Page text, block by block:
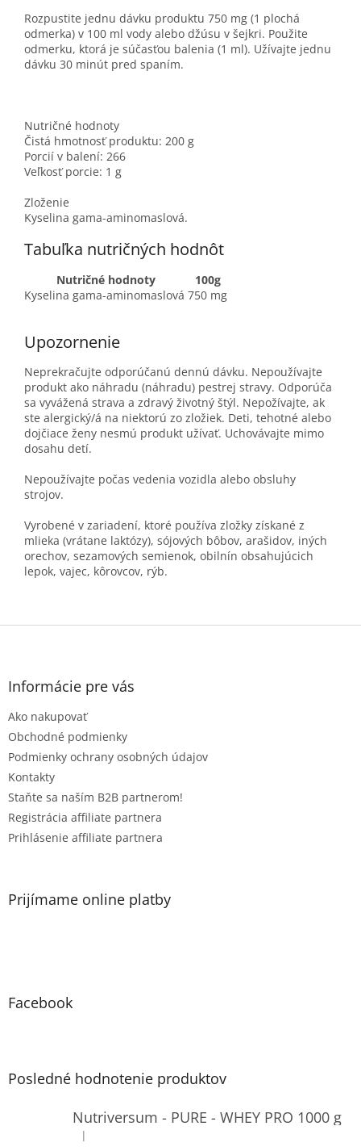
Rozpustite jednu dávku produktu 750 mg (1 plochá
odmerka) v 100 ml vody alebo džúsu v šejkri. Použite
odmerku, ktorá je súčasťou balenia (1 ml). Užívajte jednu
dávku 30 minút pred spaním.
Nutričné ​​hodnoty
Čistá hmotnosť produktu: 200 g
Porcií v balení: 266
Veľkosť porcie: 1 g
Zloženie
Kyselina gama-aminomaslová.
Tabuľka nutričných hodnôt
Nutričné hodnoty
100g
Kyselina gama-aminomaslová 750 mg
Upozornenie
Neprekračujte odporúčanú dennú dávku. Nepoužívajte
produkt ako náhradu (náhradu) pestrej stravy. Odporúča
sa vyvážená strava a zdravý životný štýl. Nepožívajte, ak
ste alergický/á na niektorú zo zložiek. Deti, tehotné alebo
dojčiace ženy nesmú produkt užívať. Uchovávajte mimo
dosahu detí.
Nepoužívajte počas vedenia vozidla alebo obsluhy
strojov.
Vyrobené v zariadení, ktoré používa zložky získané z
mlieka (vrátane laktózy), sójových bôbov, arašidov, iných
orechov, sezamových semienok, obilnín obsahujúcich
lepok, vajec, kôrovcov, rýb.
Z
Informácie pre vás
Ako nakupovať
Obchodné podmienky
Podmienky ochrany osobných údajov
Kontakty
Staňte sa naším B2B partnerom!
Registrácia affiliate partnera
Prihlásenie affiliate partnera
Prijímame online platby
Facebook
Posledné hodnotenie produktov
Nutriversum - PURE - WHEY PRO 1000 g
Hodnotenie produktu je 4 z 5 hviezdičiek.
|